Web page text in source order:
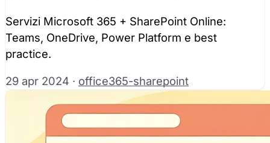
Servizi Microsoft 365 + SharePoint Online:
Teams, OneDrive, Power Platform e best
practice.
29 apr 2024 · office365-sharepoint